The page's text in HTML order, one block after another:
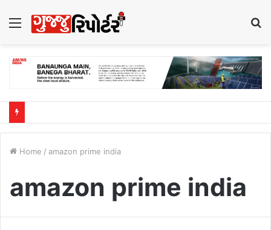
Menu
Home / amazon prime india
amazon prime india